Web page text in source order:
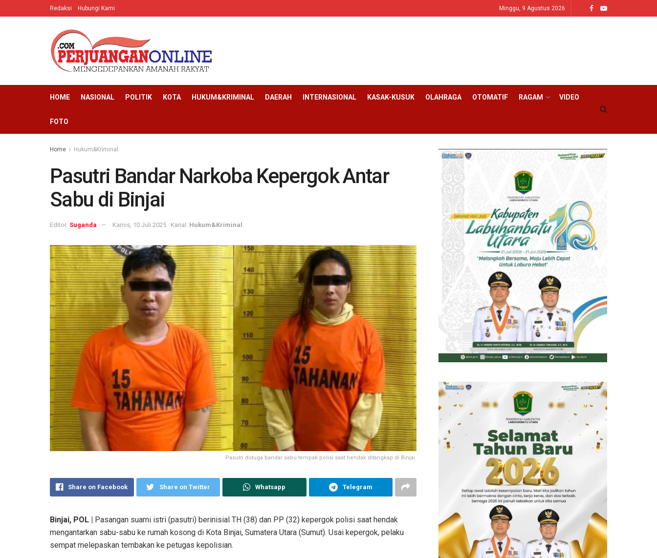
Redaksi Hubungi Kami Minggu, 9 Agustus 2026
HOME NASIONAL POLITIK KOTA HUKUM&KRIMINAL DAERAH INTERNASIONAL KASAK-KUSUK OLAHRAGA OTOMATIF RAGAM VIDEO
FOTO
Home Hukum&Kriminal
Pasutri Bandar Narkoba Kepergok Antar
Sabu di Binjai
Editor: Suganda Kamis, 10 Juli 2025 Kanal: Hukum&Kriminal
Pasutri diduga bandar sabu tempak polisi saat hendak ditangkap di Binjai.
Share on Facebook Share on Twitter Whatsapp Telegram
Binjai, POL | Pasangan suami istri (pasutri) berinisial TH (38) dan PP (32) kepergok polisi saat hendak
mengantarkan sabu-sabu ke rumah kosong di Kota Binjai, Sumatera Utara (Sumut). Usai kepergok, pelaku
sempat melepaskan tembakan ke petugas kepolisian.